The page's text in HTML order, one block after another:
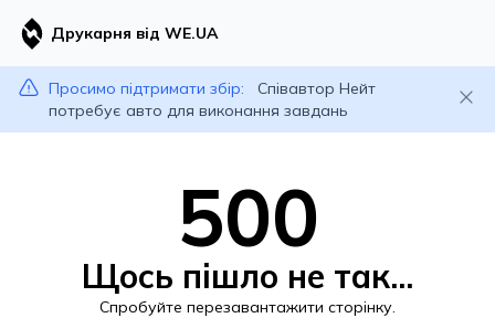
Друкарня від WE.UA
Просимо підтримати збір:
Співавтор Нейт
потребує авто для виконання завдань
500
Щось пішло не так...
Спробуйте перезавантажити сторінку.